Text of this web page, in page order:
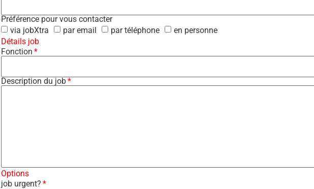
Préférence pour vous contacter
via jobXtra
par email par téléphone
en personne
Détails job
Fonction
Description du job
Options
job urgent?